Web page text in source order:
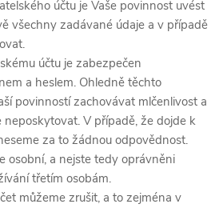
účtu je Vaše povinnost uvést
všechny zadávané údaje a v případě
účtu je zabezpečen
a heslem. Ohledně těchto
povinností zachovávat mlčenlivost a
neposkytovat. V případě, že dojde k
za to žádnou odpovědnost.
osobní, a nejste tedy oprávněni
třetím osobám.
můžeme zrušit, a to zejména v